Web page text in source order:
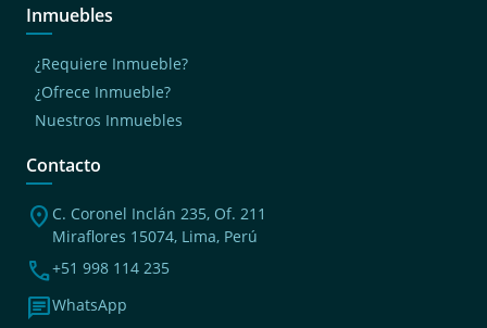
Inmuebles
¿Requiere Inmueble?
¿Ofrece Inmueble?
Nuestros Inmuebles
Contacto
location_on C. Coronel Inclán 235, Of. 211
Miraflores 15074, Lima, Perú
phone+51 998 114 235
chatWhatsApp